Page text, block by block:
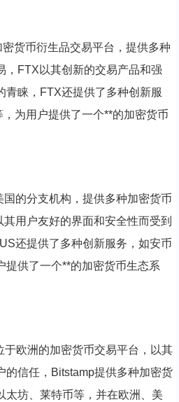
货币衍生品交易平台，提供多种
，FTX以其创新的交易产品和强
青睐，FTX还提供了多种创新服
为用户提供了一个**的加密货币
的分支机构，提供多种加密货币
用户友好的界面和安全性而受到
还提供了多种创新服务，如安币
提供了一个**的加密货币生态系
于欧洲的加密货币交易平台，以其
的信任，Bitstamp提供多种加密货
太坊、莱特币等，并在欧洲、美